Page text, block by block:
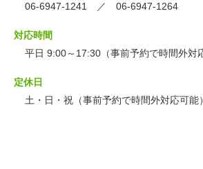
06-6947-1241 ／ 06-6947-1264
対応時間
平日 9:00～17:30（事前予約で時間外対
定休日
土・日・祝（事前予約で時間外対応可能）